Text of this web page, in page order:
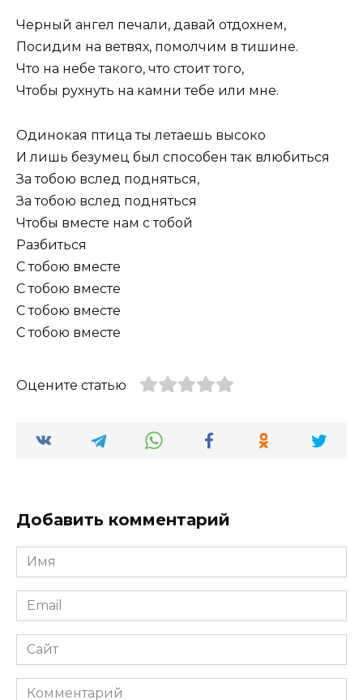
Черный ангел печали, давай отдохнем,
Посидим на ветвях, помолчим в тишине.
Что на небе такого, что стоит того,
Чтобы рухнуть на камни тебе или мне.
Одинокая птица ты летаешь высоко
И лишь безумец был способен так влюбиться
За тобою вслед подняться,
За тобою вслед подняться
Чтобы вместе нам с тобой
Разбиться
С тобою вместе
С тобою вместе
С тобою вместе
С тобою вместе
Оцените статью
Добавить комментарий
Имя
*
Email
*
Сайт
Комментарий